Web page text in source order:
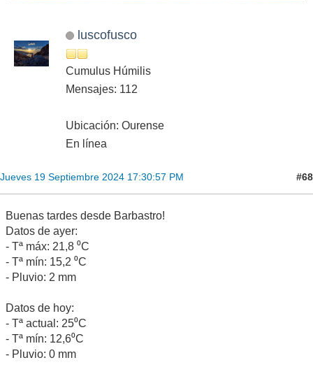
luscofusco
Cumulus Húmilis
Mensajes: 112
Ubicación: Ourense
En línea
Jueves 19 Septiembre 2024 17:30:57 PM #68
Buenas tardes desde Barbastro!
Datos de ayer:
- Tª máx: 21,8 ⁰C
- Tª mín: 15,2 ⁰C
- Pluvio: 2 mm
Datos de hoy:
- Tª actual: 25⁰C
- Tª mín: 12,6⁰C
- Pluvio: 0 mm